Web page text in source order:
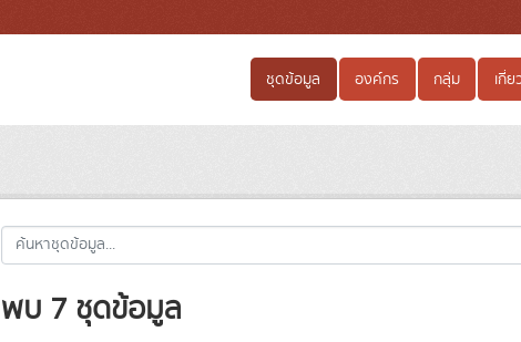
ชุดข้อมูล องค์กร กลุ่ม เกี่
พบ 7 ชุดข้อมูล